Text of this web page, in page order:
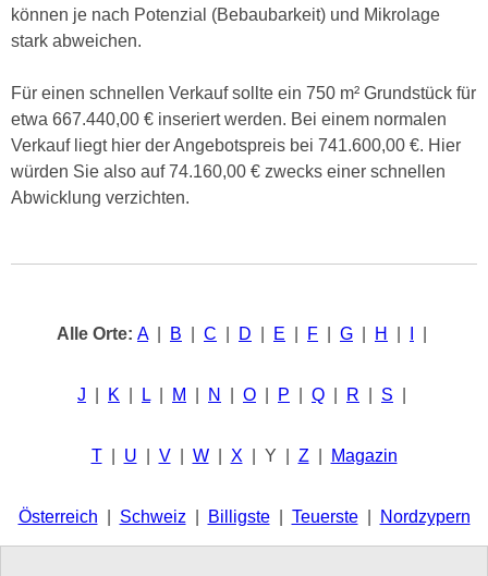
können je nach Potenzial (Bebaubarkeit) und Mikrolage
stark abweichen.
Für einen schnellen Verkauf sollte ein 750 m² Grundstück für
etwa 667.440,00 € inseriert werden. Bei einem normalen
Verkauf liegt hier der Angebotspreis bei 741.600,00 €. Hier
würden Sie also auf 74.160,00 € zwecks einer schnellen
Abwicklung verzichten.
Alle Orte: A| B C D E F G H
J K L| M N O P Q R S
T| U V| W| X | Y | Z| Magazin
Österreich Schweiz| Billigste| Teuerste| Nordzypern